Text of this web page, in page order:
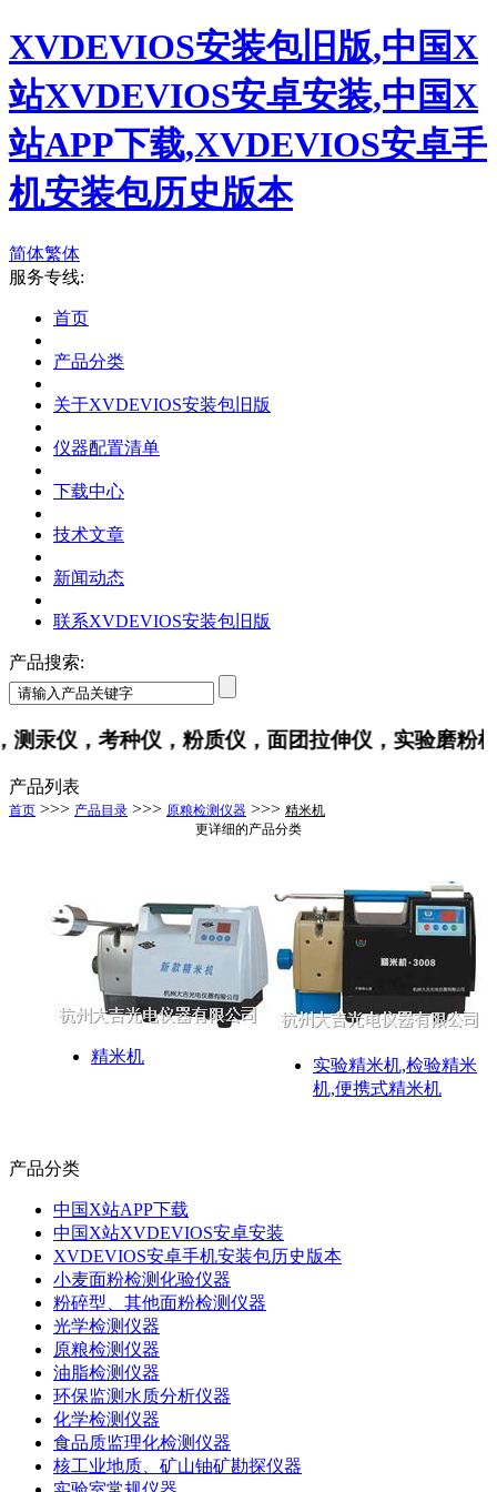
XVDEVIOS安装包旧版,中国X
站XVDEVIOS安卓安装,中国X
站APP下载,XVDEVIOS安卓手
机安装包历史版本
简体繁体
服务专线:
首页
产品分类
关于XVDEVIOS安装包旧版
仪器配置清单
下载中心
技术文章
新闻动态
联系XVDEVIOS安装包旧版
产品搜索:
仪，考种仪，粉质仪，面团拉伸仪，实验磨粉机
产品列表
首页 >>> 产品目录 >>> 原粮检测仪器 >>> 精米机
更详细的产品分类
精米机
实验精米机,检验精米
机,便携式精米机
产品分类
中国X站APP下载
中国X站XVDEVIOS安卓安装
XVDEVIOS安卓手机安装包历史版本
小麦面粉检测化验仪器
粉碎型、其他面粉检测仪器
光学检测仪器
原粮检测仪器
油脂检测仪器
环保监测水质分析仪器
化学检测仪器
食品质监理化检测仪器
核工业地质、矿山铀矿勘探仪器